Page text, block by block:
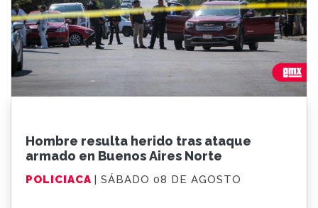
Hombre resulta herido tras ataque
armado en Buenos Aires Norte
POLICIACA | SÁBADO 08 DE AGOSTO